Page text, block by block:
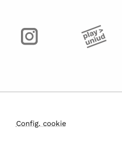
Config. cookie